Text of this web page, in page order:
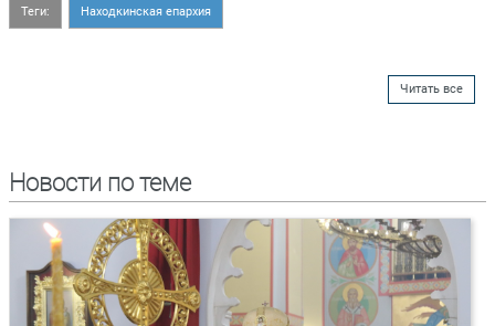
Теги: Находкинская епархия
Читать все
Новости по теме